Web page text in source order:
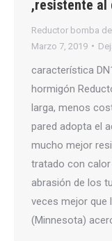
,resistente al
Reductor bomba
Marzo 7, 2019
característica
hormigón
larga, menos
pared adopta el
mucho mejor
tratado con
abrasión de los
veces mejor que
(Minnesota)